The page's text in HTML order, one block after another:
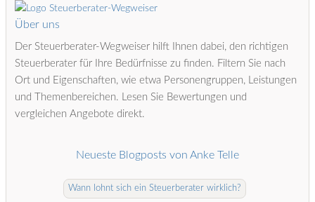
Über uns
Der Steuerberater-Wegweiser hilft Ihnen dabei, den richtigen
Steuerberater für Ihre Bedürfnisse zu finden. Filtern Sie nach
Ort und Eigenschaften, wie etwa Personengruppen, Leistungen
und Themenbereichen. Lesen Sie Bewertungen und
vergleichen Angebote direkt.
Neueste Blogposts von Anke Telle
Wann lohnt sich ein Steuerberater wirklich?